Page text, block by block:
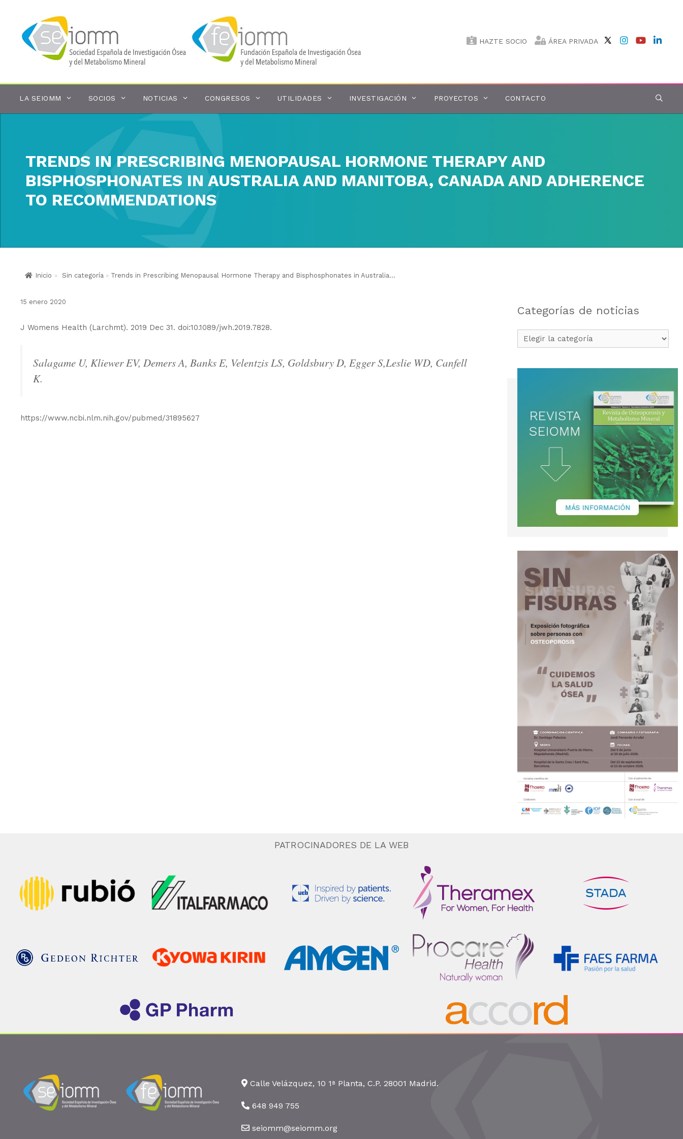
contenido
HAZTE SOCIO ÁREA PRIVADA
LA SEIOMM SOCIOS NOTICIAS CONGRESOS UTILIDADES INVESTIGACIÓN PROYECTOS CONTACTO
TRENDS IN PRESCRIBING MENOPAUSAL HORMONE THERAPY AND
BISPHOSPHONATES IN AUSTRALIA AND MANITOBA, CANADA AND ADHERENCE
TO RECOMMENDATIONS
Inicio » Sin categoría » Trends in Prescribing Menopausal Hormone Therapy and Bisphosphonates in Australia...
15 enero 2020
J Womens Health (Larchmt). 2019 Dec 31. doi:10.1089/jwh.2019.7828.
Salagame U, Kliewer EV, Demers A, Banks E, Velentzis LS, Goldsbury D, Egger S,Leslie WD, Canfell
K.
https://www.ncbi.nlm.nih.gov/pubmed/31895627
Categorías de noticias
Categorías
de
PATROCINADORES DE LA WEB
Calle Velázquez, 10 1ª Planta, C.P. 28001 Madrid.
648 949 755
seiomm@seiomm.org